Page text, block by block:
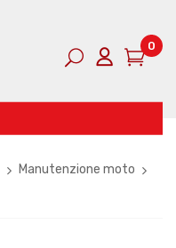
0
Manutenzione moto